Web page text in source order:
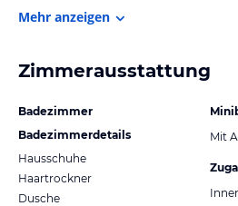
Mehr anzeigen
Zimmerausstattung
Badezimmer
Badezimmerdetails
Hausschuhe
Haartrockner
Dusche
Mit